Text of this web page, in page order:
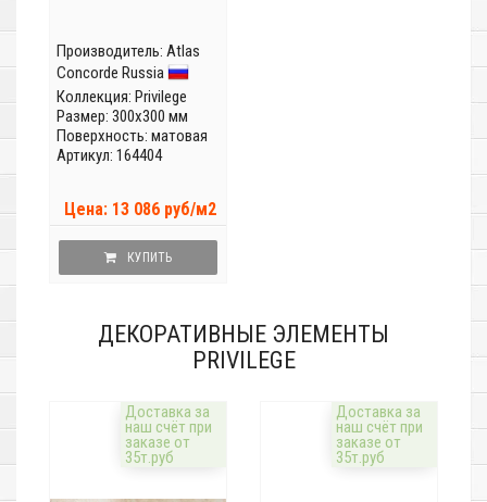
Производитель: Atlas
Concorde Russia
Коллекция: Privilege
Размер: 300x300 мм
Поверхность: матовая
Артикул: 164404
Цена: 13 086 руб/м2
КУПИТЬ
ДЕКОРАТИВНЫЕ ЭЛЕМЕНТЫ
PRIVILEGE
Доставка за
наш счёт при
заказе от
35т.руб
Доставка за
наш счёт при
заказе от
35т.руб